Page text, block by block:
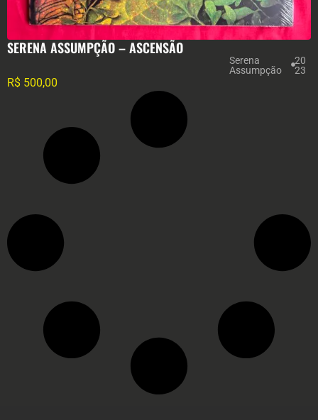
SERENA ASSUMPÇÃO – ASCENSÃO
Serena
Assumpção
20
23
R$ 500,00